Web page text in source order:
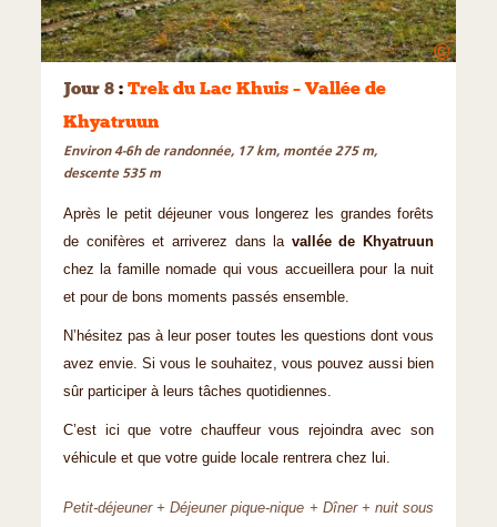
©
Jour 8 : Trek du Lac Khuis – Vallée de
Khyatruun
Environ 4-6h de randonnée, 17 km, montée 275 m,
descente 535 m
Après le petit déjeuner vous longerez les grandes forêts
de conifères et arriverez dans lavallée de Khyatruun
chez la famille nomade qui vous accueillera pour la nuit
et pour de bons moments passés ensemble.
N’hésitez pas à leur poser toutes les questions dont vous
avez envie. Si vous le souhaitez, vous pouvez aussi bien
sûr participer à leurs tâches quotidiennes.
C’est ici que votre chauffeur vous rejoindra avec son
véhicule et que votre guide locale rentrera chez lui.
Petit-déjeuner + Déjeuner pique-nique + Dîner + nuit sous